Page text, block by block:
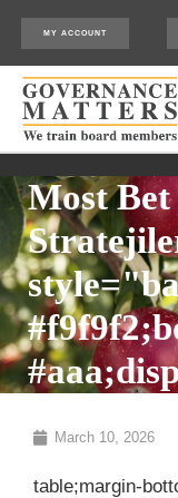
MY ACCOUNT
Most
March 10, 2026
table;margin-